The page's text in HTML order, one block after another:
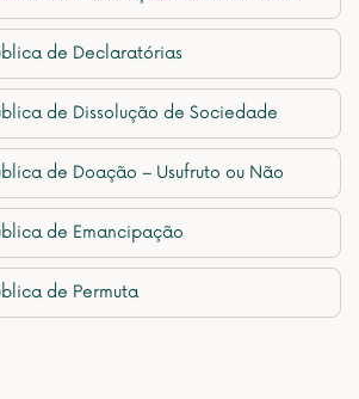
de Declaratórias
de Dissolução de Sociedade
de Doação – Usufruto ou Não
de Emancipação
de Permuta